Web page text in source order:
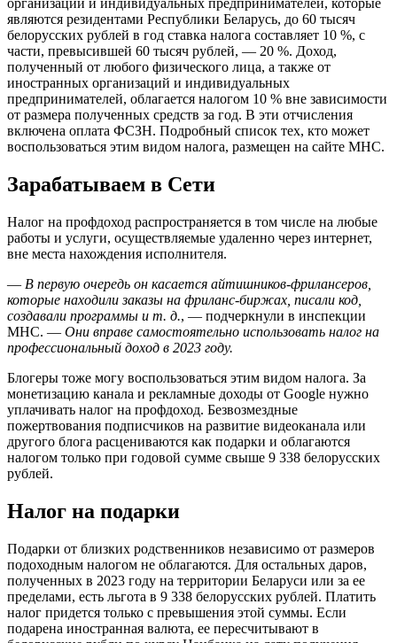
организаций и индивидуальных предпринимателей, которые
являются резидентами Республики Беларусь, до 60 тысяч
белорусских рублей в год ставка налога составляет 10 %, с
части, превысившей 60 тысяч рублей, — 20 %. Доход,
полученный от любого физического лица, а также от
иностранных организаций и индивидуальных
предпринимателей, облагается налогом 10 % вне зависимости
от размера полученных средств за год. В эти отчисления
включена оплата ФСЗН. Подробный список тех, кто может
воспользоваться этим видом налога, размещен на сайте МНС.
Зарабатываем в Сети
Налог на профдоход распространяется в том числе на любые
работы и услуги, осуществляемые удаленно через интернет,
вне места нахождения исполнителя.
— В первую очередь он касается айтишников-фрилансеров,
которые находили заказы на фриланс-биржах, писали код,
создавали программы и т. д., — подчеркнули в инспекции
МНС. — Они вправе самостоятельно использовать налог на
профессиональный доход в 2023 году.
Блогеры тоже могу воспользоваться этим видом налога. За
монетизацию канала и рекламные доходы от Google нужно
уплачивать налог на профдоход. Безвозмездные
пожертвования подписчиков на развитие видеоканала или
другого блога расцениваются как подарки и облагаются
налогом только при годовой сумме свыше 9 338 белорусских
рублей.
Налог на подарки
Подарки от близких родственников независимо от размеров
подоходным налогом не облагаются. Для остальных даров,
полученных в 2023 году на территории Беларуси или за ее
пределами, есть льгота в 9 338 белорусских рублей. Платить
налог придется только с превышения этой суммы. Если
подарена иностранная валюта, ее пересчитывают в